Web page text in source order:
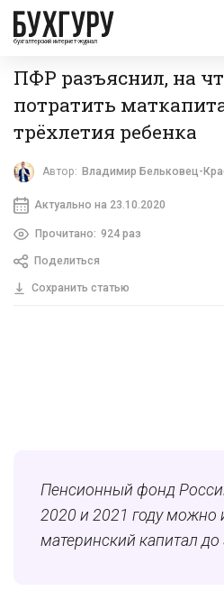
бухгалтерский интернет-журнал
ПФР разъяснил, на
потратить
трёхлетия ребенка
Автор: Владимир Бельковец-
Актуально на 23.10.2020
Прочитано: 924 раз
Поделиться
Сохранить статью
Пенсионный фонд
2020 и 2021 году можно
материнский капитал до